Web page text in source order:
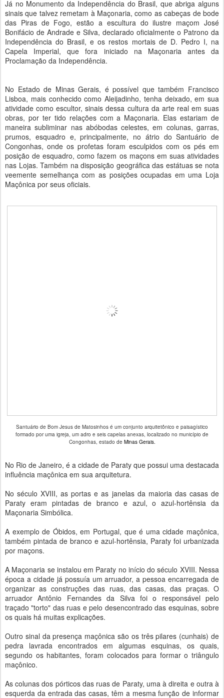
Já no Monumento da Independência do Brasil, que abriga alguns
sinais que talvez remetam à Maçonaria, como as cabeças de bode
das Piras de Fogo, estão a escultura do ilustre maçom José
Bonifácio de Andrade e Silva, declarado oficialmente o Patrono da
Independência do Brasil, e os restos mortais de D. Pedro I, na
Capela Imperial, que fora iniciado na Maçonaria antes da
Proclamação da Independência.
No Estado de Minas Gerais, é possível que também Francisco
Lisboa, mais conhecido como Aleijadinho, tenha deixado, em sua
atividade como escultor, sinais dessa cultura da arte real em suas
obras, por ter tido relações com a Maçonaria. Elas estariam de
maneira subliminar nas abóbodas celestes, em colunas, garras,
prumos, esquadro e, principalmente, no átrio do Santuário de
Congonhas, onde os profetas foram esculpidos com os pés em
posição de esquadro, como fazem os maçons em suas atividades
nas Lojas. Também na disposição geográfica das estátuas se nota
veemente semelhança com as posições ocupadas em uma Loja
Maçônica por seus oficiais.
Santuário de Bom Jesus de Matosinhos é um conjunto arquitetônico e paisagístico
formado por uma igreja, um adro e seis capelas anexas, localizado no município de
Congonhas, estado de Minas Gerais.
No Rio de Janeiro, é a cidade de Paraty que possui uma destacada
influência maçônica em sua arquitetura.
No século XVIII, as portas e as janelas da maioria das casas de
Paraty eram pintadas de branco e azul, o azul-hortênsia da
Maçonaria Simbólica.
A exemplo de Óbidos, em Portugal, que é uma cidade maçônica,
também pintada de branco e azul-hortênsia, Paraty foi urbanizada
por maçons.
A Maçonaria se instalou em Paraty no início do século XVIII. Nessa
época a cidade já possuía um arruador, a pessoa encarregada de
organizar as construções das ruas, das casas, das praças. O
arruador Antônio Fernandes da Silva foi o responsável pelo
traçado "torto" das ruas e pelo desencontrado das esquinas, sobre
os quais há muitas explicações.
Outro sinal da presença maçônica são os três pilares (cunhais) de
pedra lavrada encontrados em algumas esquinas, os quais,
segundo os habitantes, foram colocados para formar o triângulo
maçônico.
As colunas dos pórticos das ruas de Paraty, uma à direita e outra à
esquerda da entrada das casas, têm a mesma função de informar